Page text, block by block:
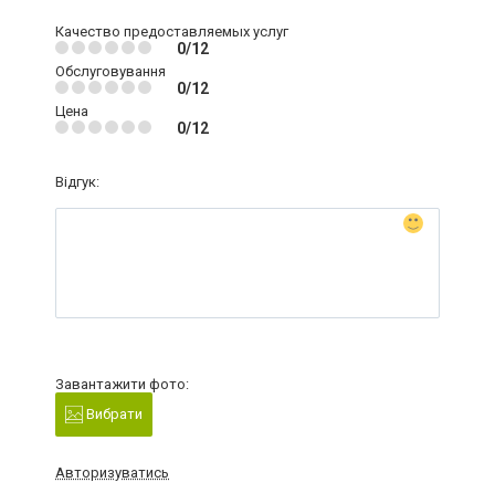
Качество предоставляемых услуг
0/12
Обслуговування
0/12
Цена
0/12
Відгук:
Завантажити фото:
Вибрати
Авторизуватись